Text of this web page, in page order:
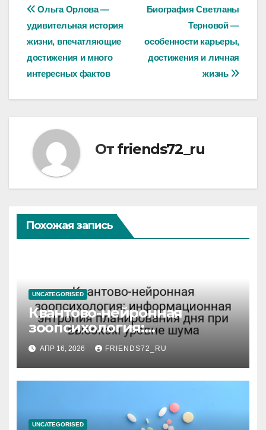
Навигация
по
записям
Биография Светланы
Терновой —
особенности карьеры,
достижения и личная
жизнь
Ольга Орлова —
удивительная история
жизни, впечатляющие
достижения и много
интересных фактов
От friends72_ru
Похожая запись
UNCATEGORISED
Квантово-нейронная
зоопсихология:
информационная энтропия
планирования дня при
высоком уровне шума
АПР 16, 2026 FRIENDS72_RU
UNCATEGORISED